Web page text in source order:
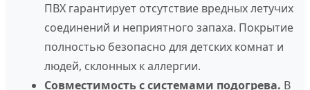
ПВХ гарантирует отсутствие вредных летучих
соединений и неприятного запаха. Покрытие
полностью безопасно для детских комнат и
людей, склонных к аллергии.
Совместимость с системами подогрева. В